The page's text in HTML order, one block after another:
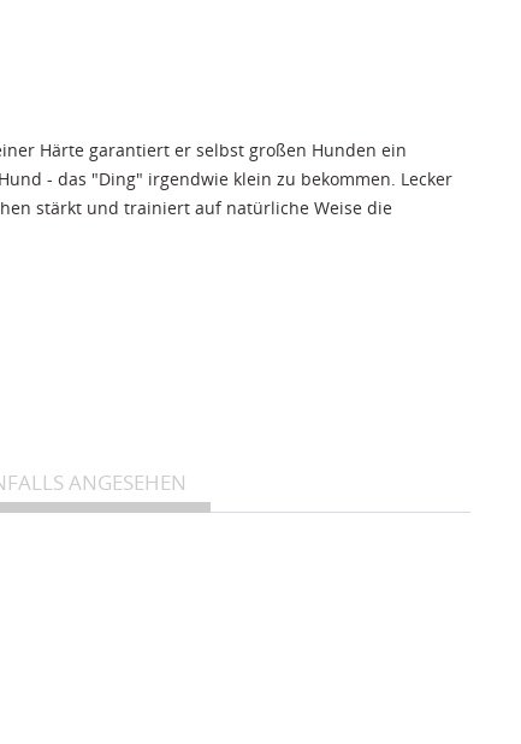
Härte garantiert er selbst großen Hunden ein
- das "Ding" irgendwie klein zu bekommen. Lecker
stärkt und trainiert auf natürliche Weise die
ANGESEHEN